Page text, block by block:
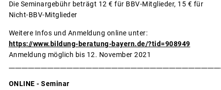
Die Seminargebühr beträgt 12 € für BBV-Mitglieder, 15 € für
Nicht-BBV-Mitglieder
Weitere Infos und Anmeldung online unter:
https://www.bildung-beratung-bayern.de/?tid=908949
Anmeldung möglich bis 12. November 2021
ONLINE - Seminar